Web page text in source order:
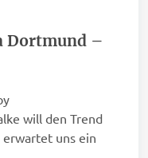
Dortmund –
will den Trend
uns ein